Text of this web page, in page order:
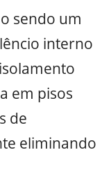
sendo um
interno
em pisos
de
eliminando